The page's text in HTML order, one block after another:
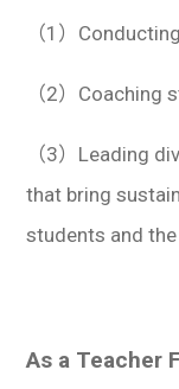
（1）
（2）Coaching
（3）Leading
that bring
students and
As a Teacher